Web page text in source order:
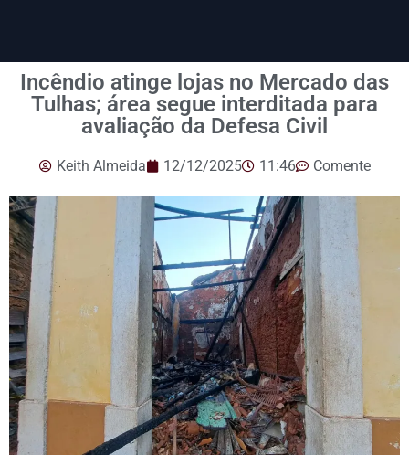
Incêndio atinge lojas no Mercado das
Tulhas; área segue interditada para
avaliação da Defesa Civil
Keith Almeida 12/12/2025 11:46 Comente